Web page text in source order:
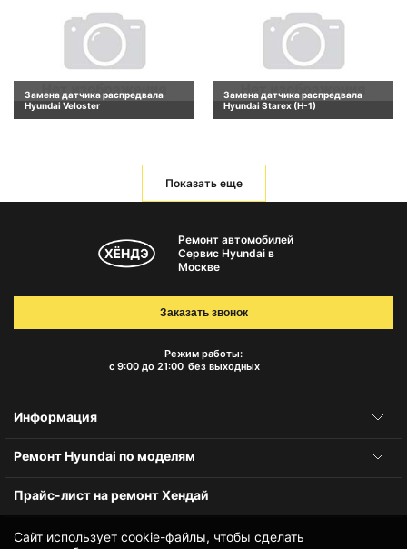
Замена датчика распредвала
Hyundai Veloster
Замена датчика распредвала
Hyundai Starex (H-1)
Показать еще
Сайт использует cookie-файлы, чтобы сделать
Ремонт автомобилей
Сервис Hyundai в
Москве
Режим работы:
с 9:00 до 21:00 без выходных
Заказать звонок
Информация
Ремонт Hyundai по моделям
Прайс-лист на ремонт Хендай